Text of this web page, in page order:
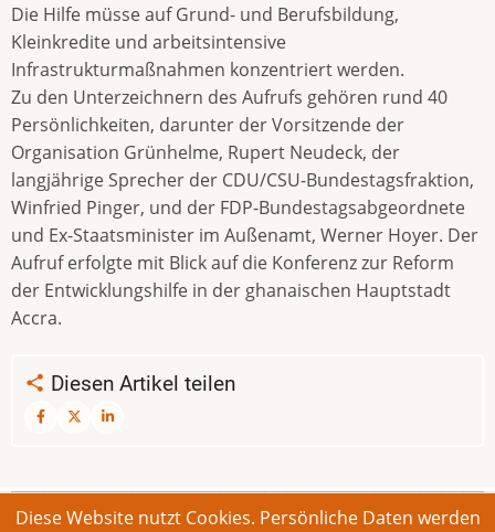
Die Hilfe müsse auf Grund- und Berufsbildung,
Kleinkredite und arbeitsintensive
Infrastrukturmaßnahmen konzentriert werden.
Zu den Unterzeichnern des Aufrufs gehören rund 40
Persönlichkeiten, darunter der Vorsitzende der
Organisation Grünhelme, Rupert Neudeck, der
langjährige Sprecher der CDU/CSU-Bundestagsfraktion,
Winfried Pinger, und der FDP-Bundestagsabgeordnete
und Ex-Staatsminister im Außenamt, Werner Hoyer. Der
Aufruf erfolgte mit Blick auf die Konferenz zur Reform
der Entwicklungshilfe in der ghanaischen Hauptstadt
Accra.
Diesen Artikel teilen
© 2026 Bonner Aufruf. Alle Rechte vorbehalten.
Diese Website nutzt Cookies. Persönliche Daten werden